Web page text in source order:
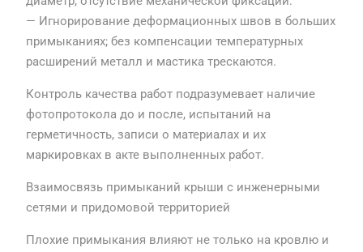
— Игнорирование деформационных швов в больших
примыканиях; без компенсации температурных
расширений металл и мастика трескаются.
Контроль качества работ подразумевает наличие
фотопротокола до и после, испытаний на
герметичность, записи о материалах и их
маркировках в акте выполненных работ.
Взаимосвязь примыканий крыши с инженерными
сетями и придомовой территорией
Плохие примыкания влияют не только на кровлю и